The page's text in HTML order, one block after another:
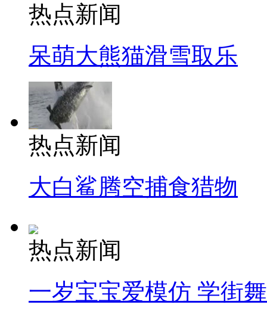
热点新闻
呆萌大熊猫滑雪取乐
热点新闻
大白鲨腾空捕食猎物
热点新闻
一岁宝宝爱模仿 学街